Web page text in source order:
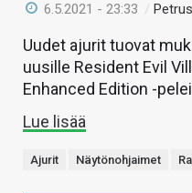
6.5.2021 - 23:33 /
Uudet ajurit tuovat
uusille Resident Evil
Enhanced Edition -
Lue lisää
Ajurit Näytönohjaimet